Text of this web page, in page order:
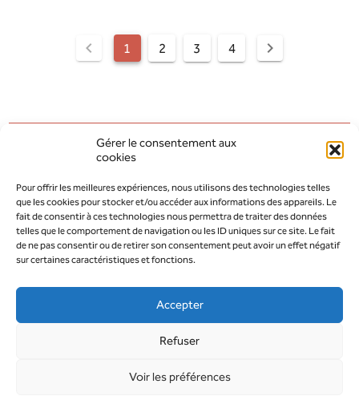
Gérer le consentement aux
cookies
Pour offrir les meilleures expériences, nous utilisons des technologies telles
que les cookies pour stocker et/ou accéder aux informations des appareils. Le
fait de consentir à ces technologies nous permettra de traiter des données
telles que le comportement de navigation ou les ID uniques sur ce site. Le fait
de ne pas consentir ou de retirer son consentement peut avoir un effet négatif
sur certaines caractéristiques et fonctions.
Accepter
Refuser
Voir les préférences
1 2 3 4
JUILLET 2026 SEPTEMBRE 2026